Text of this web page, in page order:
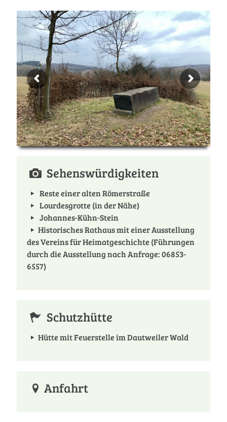
Sehenswürdigkeiten
Reste einer alten Römerstraße
Lourdesgrotte (in der Nähe)
Johannes-Kühn-Stein
Historisches Rathaus mit einer Ausstellung
des Vereins für Heimatgeschichte (Führungen
durch die Ausstellung nach Anfrage: 06853-
6557)
Schutzhütte
Hütte mit Feuerstelle im Dautweiler Wald
Anfahrt